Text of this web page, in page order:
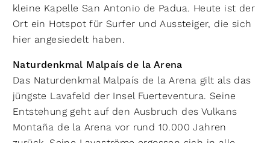
kleine Kapelle San Antonio de Padua. Heute ist der
Ort ein Hotspot für Surfer und Aussteiger, die sich
hier angesiedelt haben.
Naturdenkmal Malpaís de la Arena
Das Naturdenkmal Malpaís de la Arena gilt als das
jüngste Lavafeld der Insel Fuerteventura. Seine
Entstehung geht auf den Ausbruch des Vulkans
Montaña de la Arena vor rund 10.000 Jahren